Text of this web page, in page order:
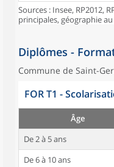
Sources : Insee, RP2012,
principales, géographie
Diplômes -
Commune de Saint-
FOR T1 -
Âge
De 2 à 5 ans
De 6 à 10 ans